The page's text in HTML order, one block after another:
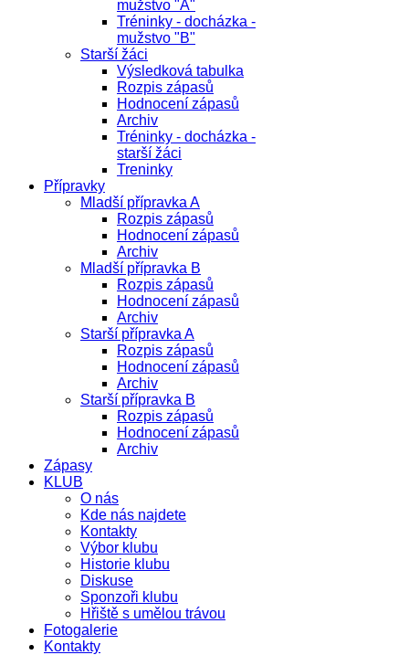
mužstvo "A"
Tréninky - docházka -
mužstvo "B"
Starší žáci
Výsledková tabulka
Rozpis zápasů
Hodnocení zápasů
Archiv
Tréninky - docházka -
starší žáci
Treninky
Přípravky
Mladší přípravka A
Rozpis zápasů
Hodnocení zápasů
Archiv
Mladší přípravka B
Rozpis zápasů
Hodnocení zápasů
Archiv
Starší přípravka A
Rozpis zápasů
Hodnocení zápasů
Archiv
Starší přípravka B
Rozpis zápasů
Hodnocení zápasů
Archiv
Zápasy
KLUB
O nás
Kde nás najdete
Kontakty
Výbor klubu
Historie klubu
Diskuse
Sponzoři klubu
Hřiště s umělou trávou
Fotogalerie
Kontakty